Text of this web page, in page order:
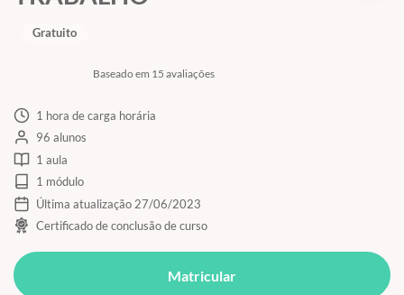
Baseado em 15 avaliações
Gratuito
1 hora de carga horária
96 alunos
1 aula
1 módulo
Última atualização 27/06/2023
Certificado de conclusão de curso
Matricular